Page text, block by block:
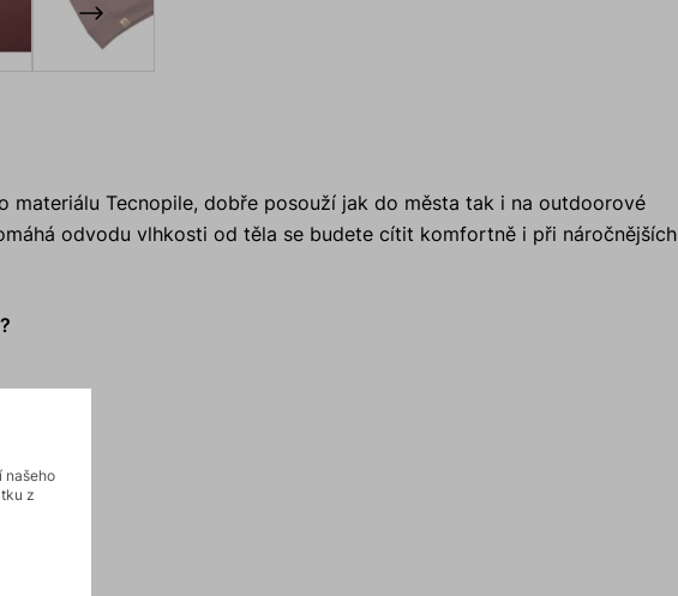
materiálu Tecnopile, dobře posouží jak do města tak i na outdoorové
odvodu vlhkosti od těla se budete cítit komfortně i při náročnějších
našeho
z